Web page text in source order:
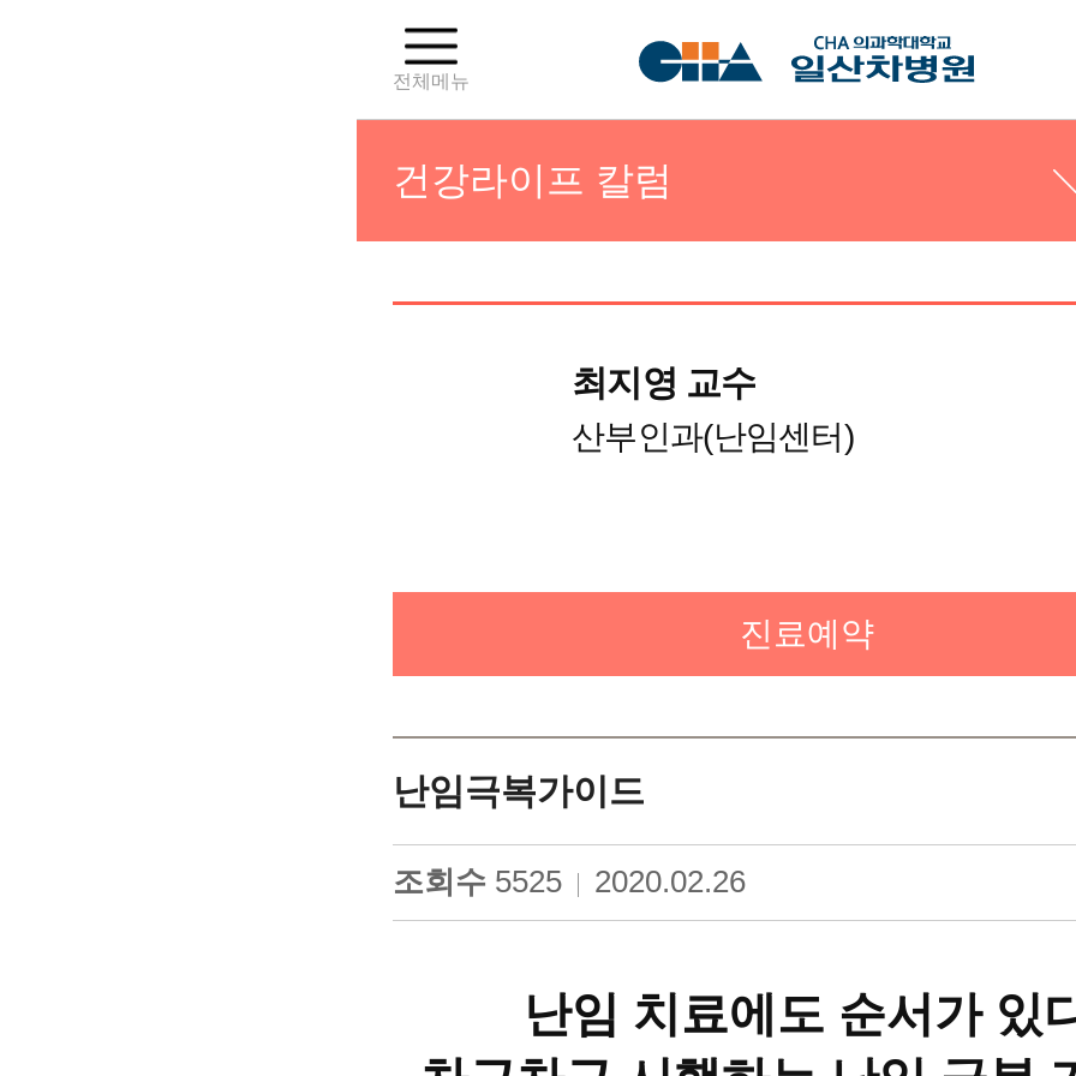
전체메뉴
건강라이프 칼럼
건강라이프 칼럼
건강한 출산 A to Z
최첨단 의료장비
최지영 교수
산부인과(난임센터)
진료예약
난임극복가이드
조회수 5525 2020.02.26
난임 치료에도 순서가 있